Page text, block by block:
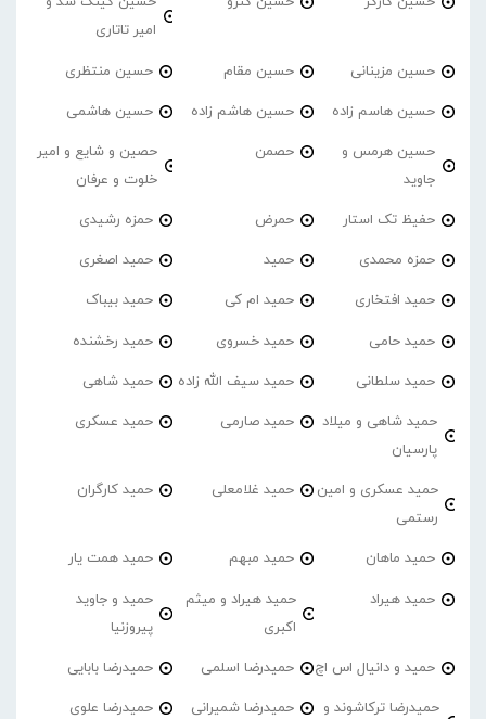
امیر تاتاری
حسین مزینانی حسین مقام حسین منتظری
حسین هاسم زاده حسین هاشم زاده حسین هاشمی
حسین هرمس و
جاوید
حصمن
حصین و شایع و امیر
خلوت و عرفان
حفیظ تک استار حمرض حمزه رشیدی
حمزه محمدی حمید حمید اصغری
حمید افتخاری حمید ام کی حمید بیباک
حمید حامی حمید خسروی حمید رخشنده
حمید سلطانی حمید سیف الله زاده حمید شاهی
حمید شاهی و میلاد
پارسیان
حمید صارمی حمید عسکری
حمید عسکری و امین
رستمی
حمید غلامعلی حمید کارگران
حمید ماهان حمید مبهم حمید همت یار
حمید هیراد
حمید هیراد و میثم
اکبری
حمید و جاوید
پیروزنیا
حمید و دانیال اس اچ حمیدرضا اسلمی حمیدرضا بابایی
حمیدرضا ترکاشوند و
حمیدرضا شمیرانی حمیدرضا علوی